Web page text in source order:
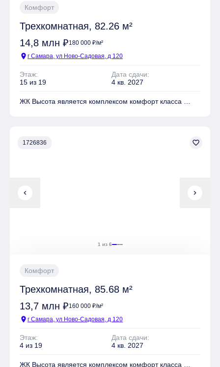
Комфорт
Трехкомнатная, 82.26 м²
14,8 млн ₽180 000 ₽/м²
location_on г Самара, ул Ново-Садовая, д 120
Этаж:
15 из 19
Дата сдачи:
4 кв. 2027
ЖК Высота является комплексом комфорт класса
chevron_left chevron_right
1 из 6
1726836 favorite_border
Комфорт
Трехкомнатная, 85.68 м²
13,7 млн ₽160 000 ₽/м²
location_on г Самара, ул Ново-Садовая, д 120
Этаж:
4 из 19
Дата сдачи:
4 кв. 2027
ЖК Высота является комплексом комфорт класса